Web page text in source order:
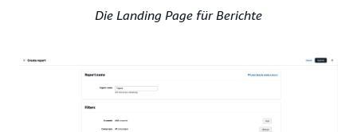
Die Landing Page für Berichte